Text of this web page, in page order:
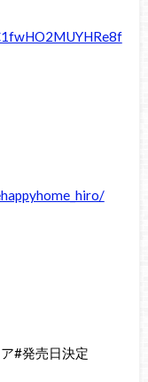
#発売日決定